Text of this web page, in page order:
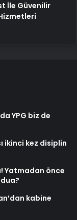
İle Güvenilir
YPG biz de
ikinci kez disiplin
Yatmadan önce
kabine